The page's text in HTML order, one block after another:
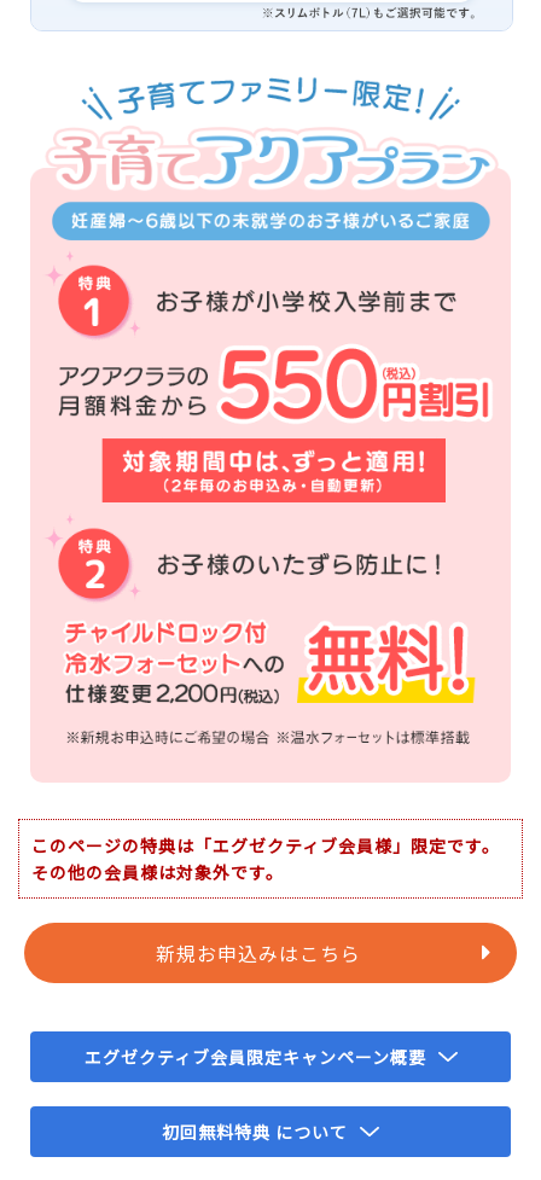
このページの特典は「エグゼクティブ会員様」限定です。
その他の会員様は対象外です。
新規お申込みはこちら
エグゼクティブ会員限定キャンペーン概要
初回無料特典 について